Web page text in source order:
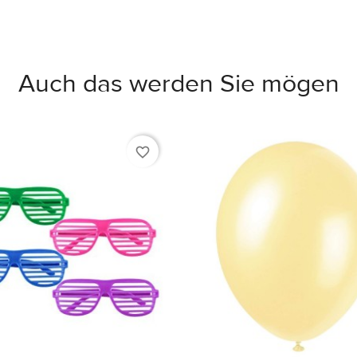
Auch das werden Sie mögen
favorite_border